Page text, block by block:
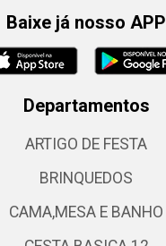
Baixe já nosso APP
Departamentos
ARTIGO DE FESTA
BRINQUEDOS
CAMA,MESA E BANHO